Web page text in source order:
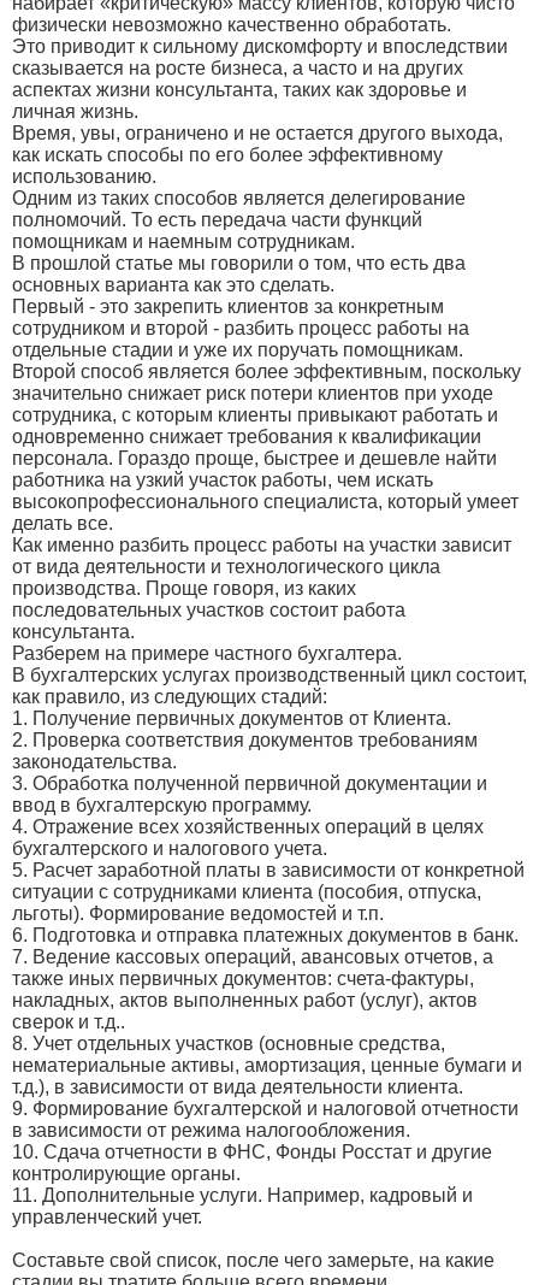
физически невозможно качественно обработать.
Это приводит к сильному дискомфорту и впоследствии
сказывается на росте бизнеса, а часто и на других
аспектах жизни консультанта, таких как здоровье и
личная жизнь.
Время, увы, ограничено и не остается другого выхода,
как искать способы по его более эффективному
использованию.
Одним из таких способов является делегирование
полномочий. То есть передача части функций
помощникам и наемным сотрудникам.
В прошлой статье мы говорили о том, что есть два
основных варианта как это сделать.
Первый - это закрепить клиентов за конкретным
сотрудником и второй - разбить процесс работы на
отдельные стадии и уже их поручать помощникам.
Второй способ является более эффективным, поскольку
значительно снижает риск потери клиентов при уходе
сотрудника, с которым клиенты привыкают работать и
одновременно снижает требования к квалификации
персонала. Гораздо проще, быстрее и дешевле найти
работника на узкий участок работы, чем искать
высокопрофессионального специалиста, который умеет
делать все.
Как именно разбить процесс работы на участки зависит
от вида деятельности и технологического цикла
производства. Проще говоря, из каких
последовательных участков состоит работа
консультанта.
Разберем на примере частного бухгалтера.
В бухгалтерских услугах производственный цикл состоит,
как правило, из следующих стадий:
1. Получение первичных документов от Клиента.
2. Проверка соответствия документов требованиям
законодательства.
3. Обработка полученной первичной документации и
ввод в бухгалтерскую программу.
4. Отражение всех хозяйственных операций в целях
бухгалтерского и налогового учета.
5. Расчет заработной платы в зависимости от конкретной
ситуации с сотрудниками клиента (пособия, отпуска,
льготы). Формирование ведомостей и т.п.
6. Подготовка и отправка платежных документов в банк.
7. Ведение кассовых операций, авансовых отчетов, а
также иных первичных документов: счета-фактуры,
накладных, актов выполненных работ (услуг), актов
сверок и т.д..
8. Учет отдельных участков (основные средства,
нематериальные активы, амортизация, ценные бумаги и
т.д.), в зависимости от вида деятельности клиента.
9. Формирование бухгалтерской и налоговой отчетности
в зависимости от режима налогообложения.
10. Сдача отчетности в ФНС, Фонды Росстат и другие
контролирующие органы.
11. Дополнительные услуги. Например, кадровый и
управленческий учет.
Составьте свой список, после чего замерьте, на какие